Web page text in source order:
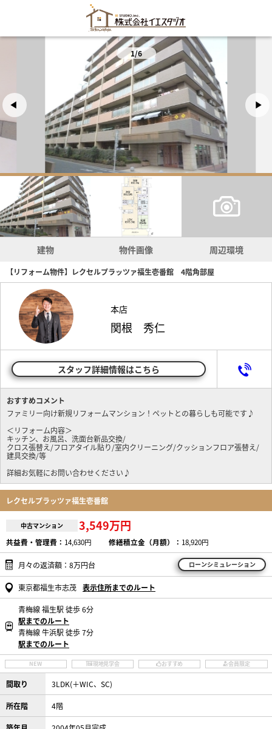
1/6
建物 物件画像 周辺環境
【リフォーム物件】レクセルプラッツァ福生壱番館 4階角部屋
本店
関根 秀仁
スタッフ詳細情報はこちら
おすすめコメント
ファミリー向け新規リフォームマンション！ペットとの暮らしも可能です♪
＜リフォーム内容＞
キッチン、お風呂、洗面台新品交換/
クロス張替え/フロアタイル貼り/室内クリーニング/クッションフロア張替え/
建具交換/等
詳細お気軽にお問い合わせください♪
レクセルプラッツァ福生壱番館
中古マンション 3,549万円
共益費・管理費： 14,630円 修繕積立金（月額）： 18,920円
月々の返済額：8万円台 ローンシミュレーション
東京都福生市志茂 表示住所までのルート
青梅線 福生駅 徒歩 6分
駅までのルート
青梅線 牛浜駅 徒歩 7分
駅までのルート
NEW 現地見学会 おすすめ 会員限定
間取り 3LDK(＋WIC、SC)
所在階 4階